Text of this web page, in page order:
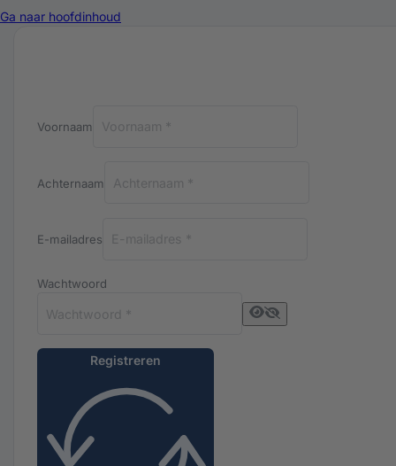
Ga naar hoofdinhoud
Registreren bij Luxuriq
Voornaam
Achternaam
E-mailadres
Wachtwoord
Registreren